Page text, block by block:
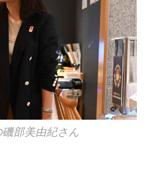
部美由紀さん